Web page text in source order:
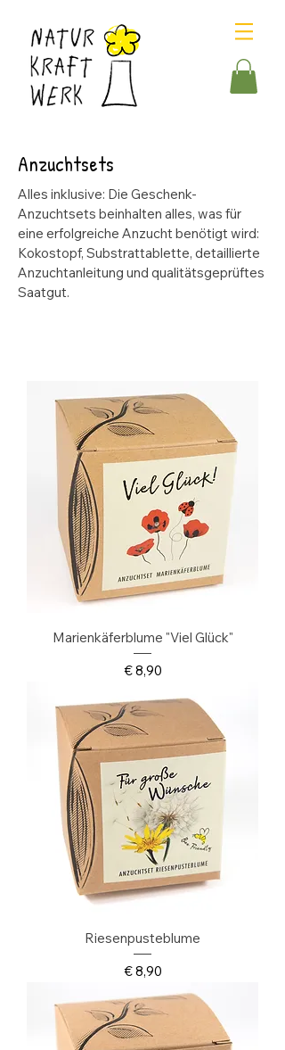
Anzuchtsets
Alles inklusive: Die Geschenk-
Anzuchtsets beinhalten alles, was für
eine erfolgreiche Anzucht benötigt wird:
Kokostopf, Substrattablette, detaillierte
Anzuchtanleitung und qualitätsgeprüftes
Saatgut.
Marienkäferblume "Viel Glück"
Preis
€ 8,90
Riesenpusteblume
Preis
€ 8,90